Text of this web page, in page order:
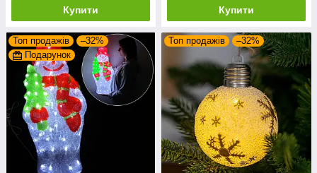
Купити Купити
Топ продажів
–32%
Подарунок
Топ продажів –32%